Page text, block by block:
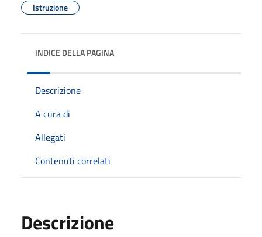
Istruzione
INDICE DELLA PAGINA
Descrizione
A cura di
Allegati
Contenuti correlati
Descrizione